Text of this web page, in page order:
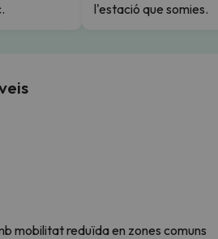
l'estació que somies.
mobilitat reduïda en zones comuns